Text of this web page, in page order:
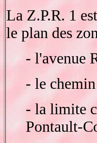
La Z.P.R. 1
le plan des
- l'avenue
- le
- la limite
Pontault-